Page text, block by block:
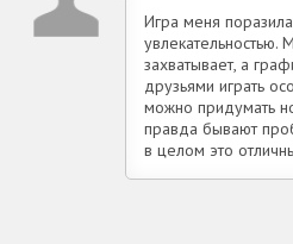
Игра меня
увлекательностью.
захватывает, а
друзьями играть
можно придумать
правда бывают
в целом это